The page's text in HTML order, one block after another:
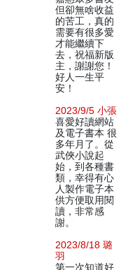
但卻無啥收益
的苦工，真的
需要有很多愛
才能繼續下
去，祝福新版
主，謝謝您！
好人一生平
安！
2023/9/5 小張
喜愛好讀網站
及電子書本 很
多年月了。從
武俠小說起
始，到各種書
類，幸得有心
人製作電子本
供方便取用閱
讀，非常感
謝。
2023/8/18 璐
羽
第一次知道好